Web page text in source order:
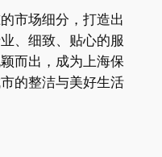
市场细分，打造出
、细致、贴心的服
而出，成为上海保
的整洁与美好生活